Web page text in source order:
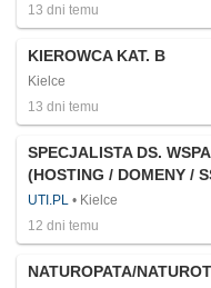
13 dni temu
KIEROWCA KAT. B
Kielce
13 dni temu
SPECJALISTA DS.
(HOSTING / DOMENY /
UTI.PL
Kielce
12 dni temu
NATUROPATA/